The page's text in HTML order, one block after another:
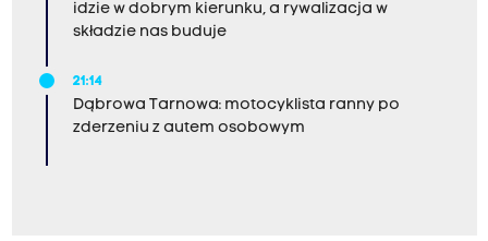
idzie w dobrym kierunku, a rywalizacja w
składzie nas buduje
21:14
Dąbrowa Tarnowa: motocyklista ranny po
zderzeniu z autem osobowym